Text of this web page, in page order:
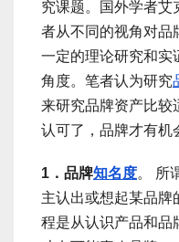
究课题。国外学者艾
者从不同的视角对品
一定的理论研究和实
角度。笔者认为研究
来研究品牌资产比较
认可了，品牌才有机
1．品牌知名度。 所
主认出或想起某品牌
程是从认识产品和品